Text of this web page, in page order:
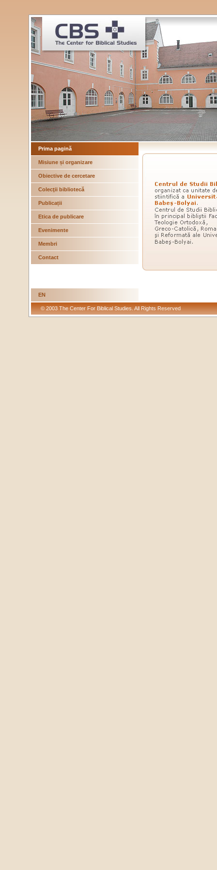
Prima pagină
Misiune și organizare
Obiective de cercetare
Colecţii bibliotecă
Publicații
Etica de publicare
Evenimente
Membri
Contact
EN
© 2003 The Center For Biblical Studies. All Rights Reserved